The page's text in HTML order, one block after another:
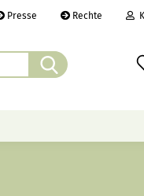
Presse Rechte
Suche...